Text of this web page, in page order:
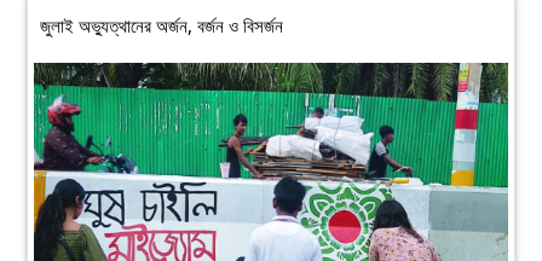
জুলাই অভ্যুত্থানের অর্জন, বর্জন ও বিসর্জন